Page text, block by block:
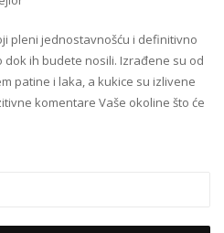
pleni jednostavnošću i definitivno
ih budete nosili. Izrađene su od
patine i laka, a kukice su izlivene
komentare Vaše okoline što će